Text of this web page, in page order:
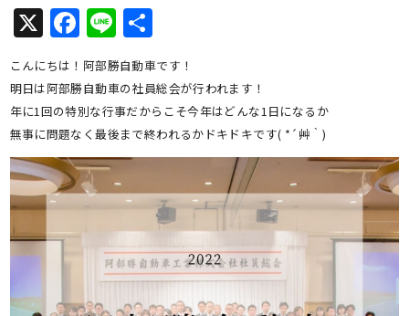
X Facebook
Line共
有
こんにちは！阿部勝自動車です！
明日は阿部勝自動車の社員総会が行われます！
年に1回の特別な行事だからこそ今年はどんな1日になるか
無事に問題なく最後まで終われるかドキドキです( *´艸｀)